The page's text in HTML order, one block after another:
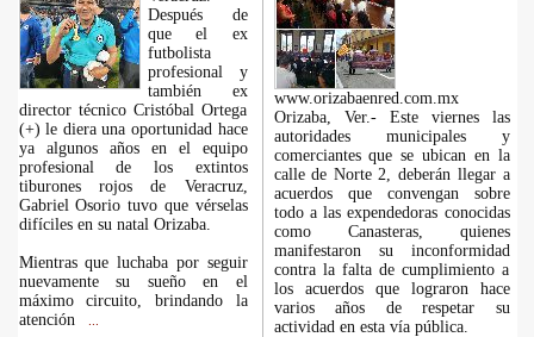
Después de
que el ex
futbolista
profesional y
también ex
director técnico Cristóbal Ortega
(+) le diera una oportunidad hace
ya algunos años en el equipo
profesional de los extintos
tiburones rojos de Veracruz,
Gabriel Osorio tuvo que vérselas
difíciles en su natal Orizaba.
Mientras que luchaba por seguir
nuevamente su sueño en el
máximo circuito, brindando la
atención
www.orizabaenred.com.mx
Orizaba, Ver.- Este viernes las
autoridades municipales y
comerciantes que se ubican en la
calle de Norte 2, deberán llegar a
acuerdos que convengan sobre
todo a las expendedoras conocidas
como Canasteras, quienes
manifestaron su inconformidad
contra la falta de cumplimiento a
los acuerdos que lograron hace
varios años de respetar su
actividad en esta vía pública.